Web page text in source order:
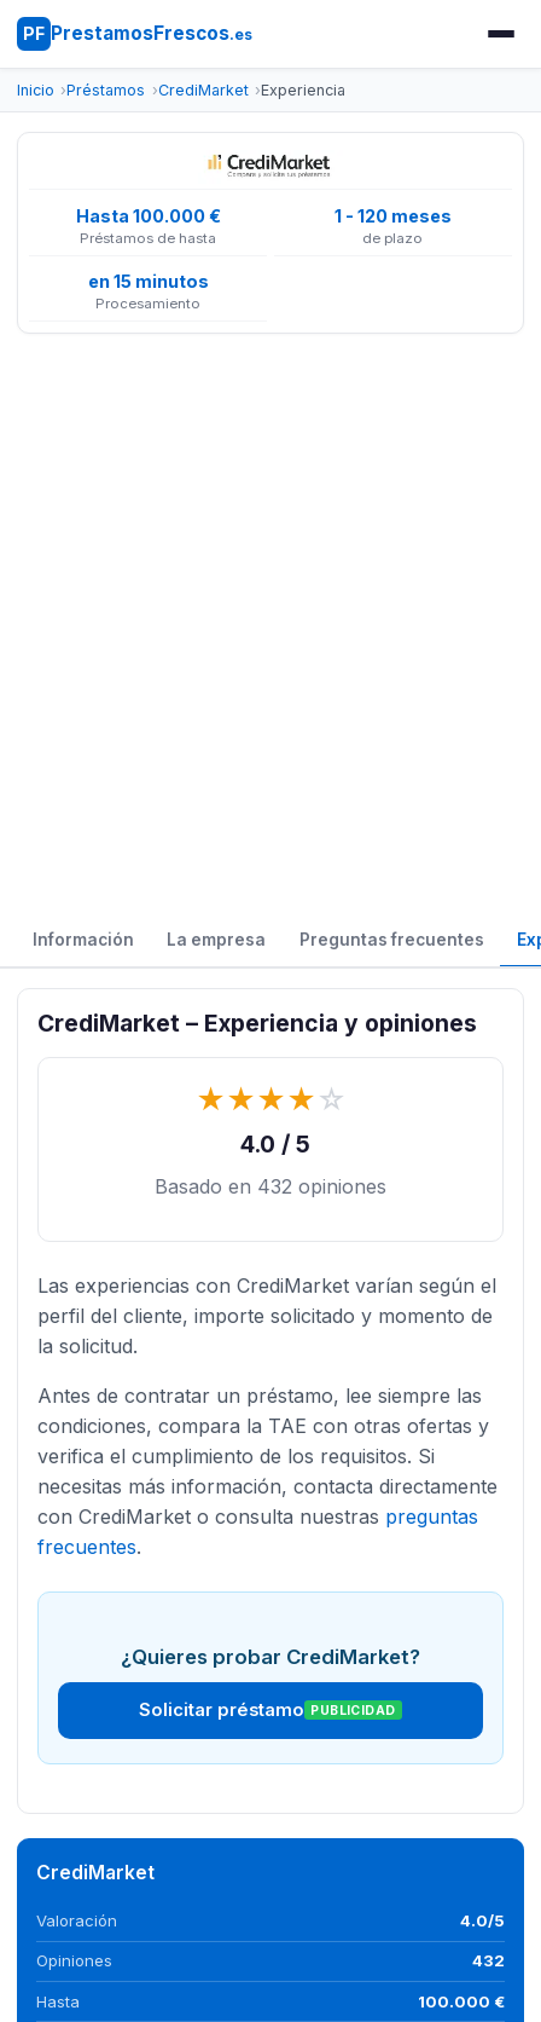
PF PrestamosFrescos.es
Inicio Préstamos CrediMarket Experiencia
Hasta 100.000 €
Préstamos de hasta
1 - 120 meses
de plazo
en 15 minutos
Procesamiento
Información La empresa Preguntas frecuentes
CrediMarket – Experiencia y opiniones
★★★★☆
4.0 / 5
Basado en 432 opiniones
Las experiencias con CrediMarket varían según el
perfil del cliente, importe solicitado y momento de
la solicitud.
Antes de contratar un préstamo, lee siempre las
condiciones, compara la TAE con otras ofertas y
verifica el cumplimiento de los requisitos. Si
necesitas más información, contacta directamente
con CrediMarket o consulta nuestras preguntas
frecuentes.
¿Quieres probar CrediMarket?
Solicitar préstamo PUBLICIDAD
CrediMarket
Valoración 4.0/5
Opiniones 432
Hasta 100.000 €